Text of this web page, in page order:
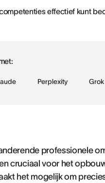
effectief kunt
Perplexity Grok
professionele
cruciaal voor het
het mogelijk om